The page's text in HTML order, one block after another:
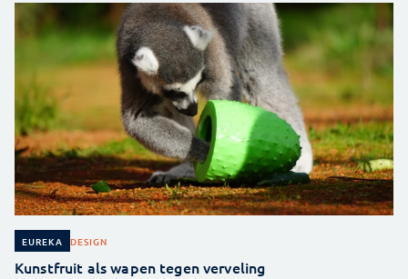
EUREKA DESIGN
Kunstfruit als wapen tegen verveling